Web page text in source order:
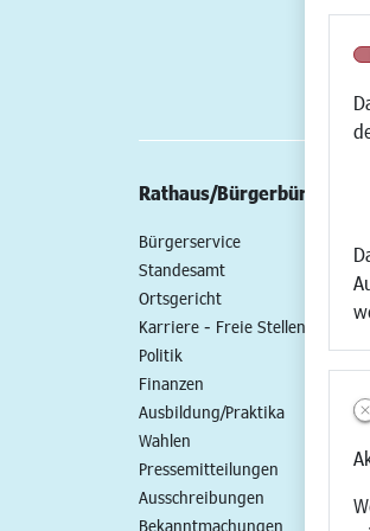
Rathaus/Bürgerbüro
Bürgerservice
Standesamt
Ortsgericht
Karriere - Freie Stellen
Politik
Finanzen
Ausbildung/Praktika
Wahlen
Pressemitteilungen
Ausschreibungen
Bekanntmachungen